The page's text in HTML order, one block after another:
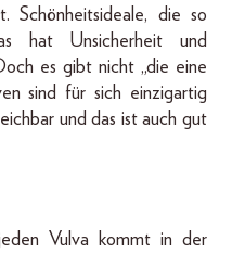
Schönheitsideale, die so
hat Unsicherheit und
es gibt nicht „die eine
sind für sich einzigartig
und das ist auch gut
Vulva kommt in der